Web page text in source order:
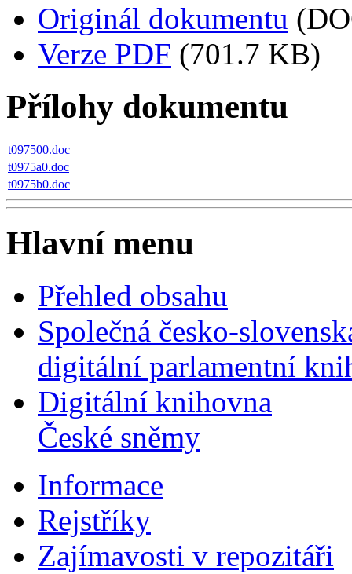
Originál dokumentu
Verze PDF (701.7 KB)
Přílohy dokumentu
t097500.doc
t0975a0.doc
t0975b0.doc
Hlavní menu
Přehled obsahu
Společná česko-
digitální parlamentní
Digitální knihovna
České sněmy
Informace
Rejstříky
Zajímavosti v repozitáři